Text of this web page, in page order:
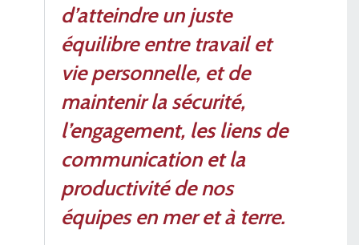
d’atteindre un juste
équilibre entre travail et
vie personnelle, et de
maintenir la sécurité,
l’engagement, les liens de
communication et la
productivité de nos
équipes en mer et à terre.